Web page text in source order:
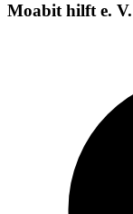
Moabit hilft e. V.